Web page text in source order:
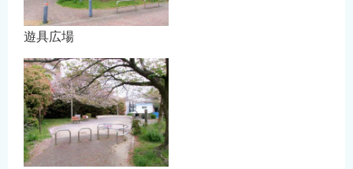
遊具広場